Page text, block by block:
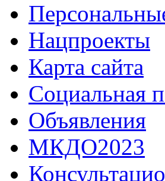
Нацпроекты
Карта сайта
Социальная
Объявления
МКДО2023